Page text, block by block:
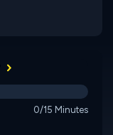
0/15 Minutes